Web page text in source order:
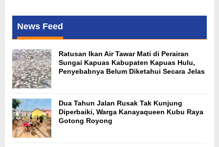
News Feed
Ratusan Ikan Air Tawar Mati di Perairan
Sungai Kapuas Kabupaten Kapuas Hulu,
Penyebabnya Belum Diketahui Secara Jelas
Dua Tahun Jalan Rusak Tak Kunjung
Diperbaiki, Warga Kanayaqueen Kubu Raya
Gotong Royong